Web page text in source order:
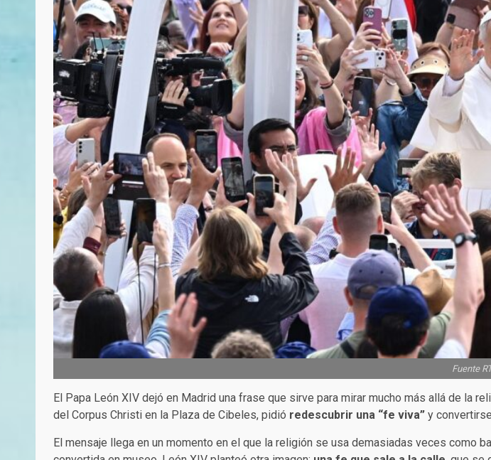
Fuente
El Papa León XIV dejó en Madrid una frase que sirve para mirar mucho más allá de la
del Corpus Christi en la Plaza de Cibeles, pidió redescubrir una “fe viva” y
El mensaje llega en un momento en el que la religión se usa demasiadas veces como